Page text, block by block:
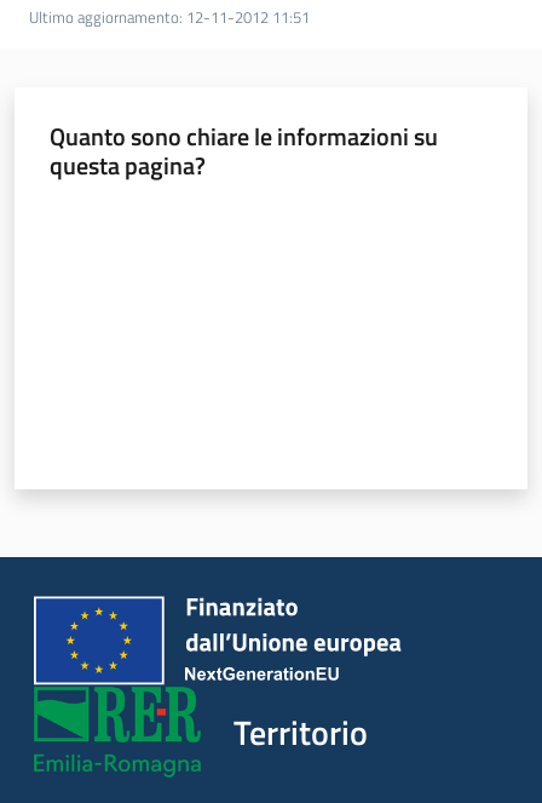
Ultimo aggiornamento: 12-11-2012 11:51
Quanto sono chiare le informazioni su
questa pagina?
Territorio